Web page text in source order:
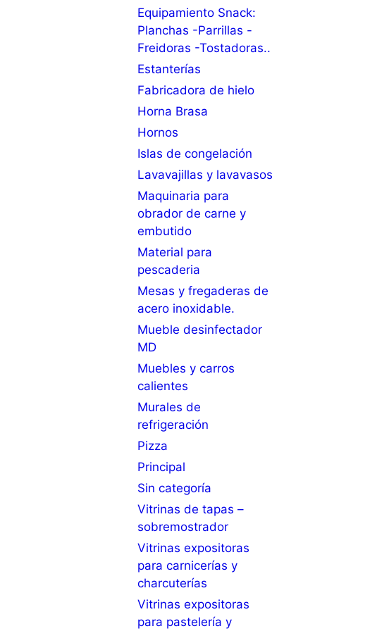
Equipamiento Snack:
Planchas -Parrillas -
Freidoras -Tostadoras..
Estanterías
Fabricadora de hielo
Horna Brasa
Hornos
Islas de congelación
Lavavajillas y lavavasos
Maquinaria para
obrador de carne y
embutido
Material para
pescaderia
Mesas y fregaderas de
acero inoxidable.
Mueble desinfectador
MD
Muebles y carros
calientes
Murales de
refrigeración
Pizza
Principal
Sin categoría
Vitrinas de tapas –
sobremostrador
Vitrinas expositoras
para carnicerías y
charcuterías
Vitrinas expositoras
para pastelería y